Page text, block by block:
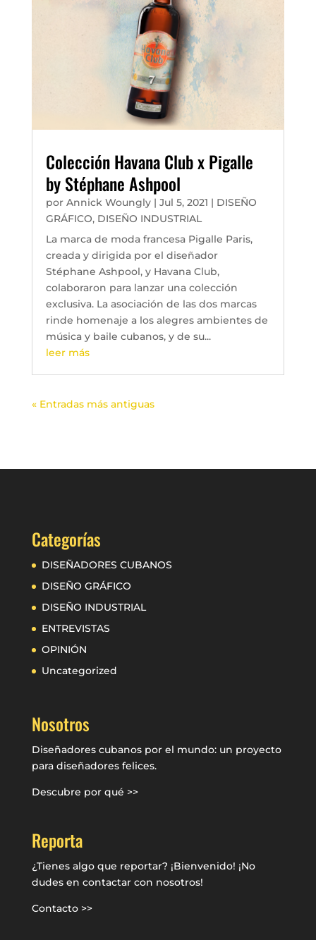
Colección Havana Club x Pigalle
by Stéphane Ashpool
por Annick Woungly| Jul 5, 2021 | DISEÑO
GRÁFICO, DISEÑO INDUSTRIAL
La marca de moda francesa Pigalle Paris,
creada y dirigida por el diseñador
Stéphane Ashpool, y Havana Club,
colaboraron para lanzar una colección
exclusiva. La asociación de las dos marcas
rinde homenaje a los alegres ambientes de
música y baile cubanos, y de su...
leer más
« Entradas más antiguas
Categorías
DISEÑADORES CUBANOS
DISEÑO GRÁFICO
DISEÑO INDUSTRIAL
ENTREVISTAS
OPINIÓN
Uncategorized
Nosotros
Diseñadores cubanos por el mundo: un proyecto
para diseñadores felices.
Descubre por qué >>
Reporta
¿Tienes algo que reportar? ¡Bienvenido! ¡No
dudes en contactar con nosotros!
Contacto >>